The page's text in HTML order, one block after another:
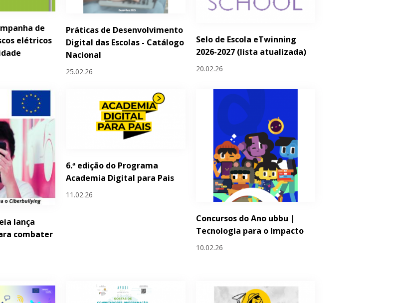
de
elétricos
Práticas de Desenvolvimento
Digital das Escolas - Catálogo
Nacional
25.02.26
Selo de Escola eTwinning
2026-2027 (lista atualizada)
20.02.26
lança
combater
6.ª edição do Programa
Academia Digital para Pais
11.02.26
Concursos do Ano ubbu |
Tecnologia para o Impacto
10.02.26